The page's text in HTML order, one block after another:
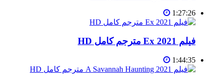
1:27:26
فيلم Ex 2021 مترجم كامل HD
1:44:35